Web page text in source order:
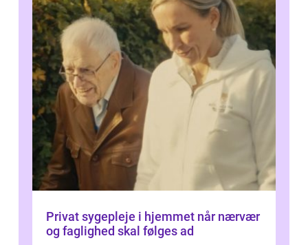
Privat sygepleje i hjemmet når nærvær
og faglighed skal følges ad